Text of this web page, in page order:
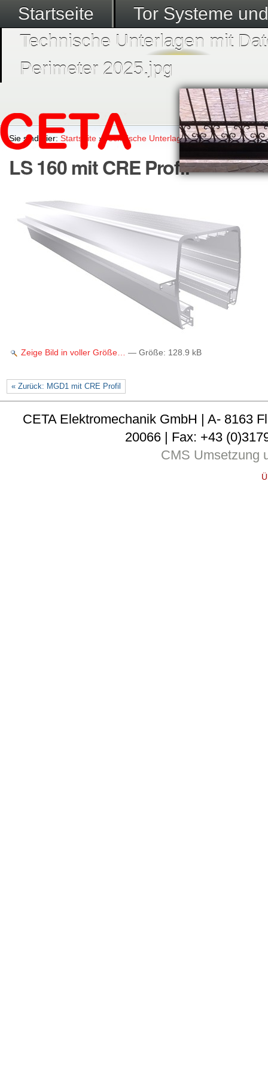
Startseite
Tor Systeme
Technische Unterlagen mit
Perimeter 2025.jpg
Sie sind hier: Startseite › Technische Unterlagen mit Datenblätter ›
LS 160 mit CRE Profil
Zeige Bild in voller Größe… —Größe: 128.9 kB
« Zurück: MGD1 mit CRE Profil
CETA Elektromechanik GmbH | A- 8163
20066 | Fax: +43
CMS Umsetzung